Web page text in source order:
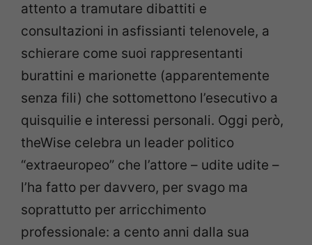
attento a tramutare dibattiti e
consultazioni in asfissianti telenovele, a
schierare come suoi rappresentanti
burattini e marionette (apparentemente
senza fili) che sottomettono l’esecutivo a
quisquilie e interessi personali. Oggi però,
theWise celebra un leader politico
“extraeuropeo” che l’attore – udite udite –
l’ha fatto per davvero, per svago ma
soprattutto per arricchimento
professionale: a cento anni dalla sua